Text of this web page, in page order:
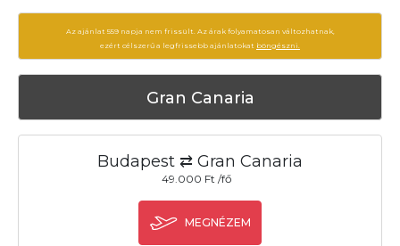
Az ajánlat 559 napja nem frissült. Az árak folyamatosan változhatnak,
ezért célszerű a legfrissebb ajánlatokat böngészni.
Gran Canaria
Budapest ⇄ Gran Canaria
49.000 Ft /fő
MEGNÉZEM